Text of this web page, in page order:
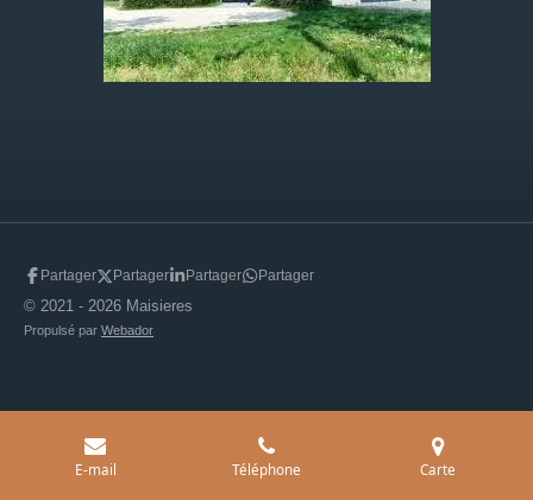
Partager Partager Partager Partager
© 2021 - 2026 Maisieres
Propulsé par Webador
E-mail Téléphone Carte